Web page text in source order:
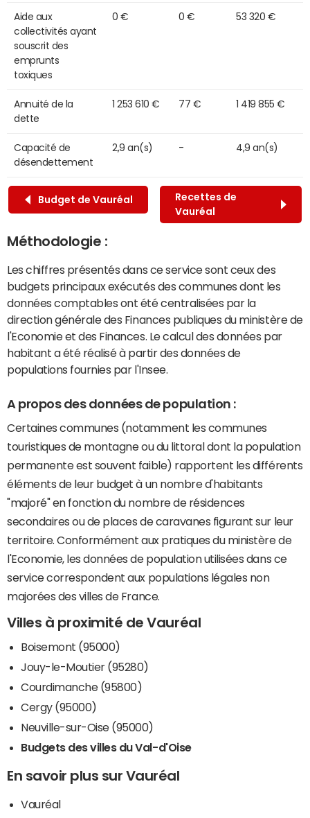
Aide aux
collectivités ayant
souscrit des
emprunts
toxiques
0 € 0 € 53 320 €
Annuité de la
dette
1 253 610 € 77 € 1 419 855 €
Capacité de
désendettement
2,9 an(s) - 4,9 an(s)
Budget de Vauréal
Recettes de
Vauréal
Méthodologie :
Les chiffres présentés dans ce service sont ceux des
budgets principaux exécutés des communes dont les
données comptables ont été centralisées par la
direction générale des Finances publiques du ministère de
l'Economie et des Finances. Le calcul des données par
habitant a été réalisé à partir des données de
populations fournies par l'Insee.
A propos des données de population :
Certaines communes (notamment les communes
touristiques de montagne ou du littoral dont la population
permanente est souvent faible) rapportent les différents
éléments de leur budget à un nombre d'habitants
"majoré" en fonction du nombre de résidences
secondaires ou de places de caravanes figurant sur leur
territoire. Conformément aux pratiques du ministère de
l'Economie, les données de population utilisées dans ce
service correspondent aux populations légales non
majorées des villes de France.
Villes à proximité de Vauréal
Boisemont (95000)
Jouy-le-Moutier (95280)
Courdimanche (95800)
Cergy (95000)
Neuville-sur-Oise (95000)
Budgets des villes du Val-d'Oise
En savoir plus sur Vauréal
Vauréal